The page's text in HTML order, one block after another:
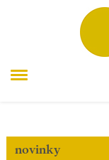
novinky